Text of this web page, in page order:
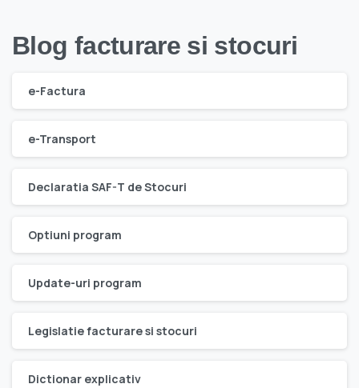
Blog facturare si stocuri
e-Factura
e-Transport
Declaratia SAF-T de Stocuri
Optiuni program
Update-uri program
Legislatie facturare si stocuri
Dictionar explicativ